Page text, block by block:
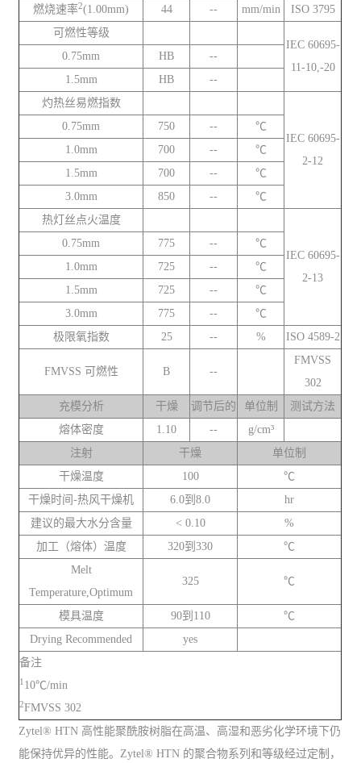
燃烧速率2(1.00mm) 44 -- mm/min
ISO 3795
可燃性等级
IEC 60695-
11-10,-20
0.75mm HB
--
1.5mm
HB
--
灼热丝易燃指数
IEC 60695-
2-12
0.75mm 750 --
℃
1.0mm
700 --
℃
1.5mm
700 --
℃
3.0mm
850 --
℃
热灯丝点火温度
IEC 60695-
2-13
0.75mm 775 --
℃
1.0mm
725 --
℃
1.5mm
725 --
℃
3.0mm
775 --
℃
极限氧指数
25 -- % ISO 4589-2
FMVSS 可燃性 B --
FMVSS
302
充模分析
干燥 调节后的 单位制
测试方法
熔体密度
1.10 --
g/cm³
注射
干燥
单位制
干燥温度
100
℃
干燥时间-热风干燥机
6.0到8.0
hr
建议的最大水分含量
< 0.10
%
加工（熔体）温度
320到330
℃
Melt
Temperature,Optimum
325 ℃
模具温度 90到110
℃
Drying Recommended
yes
备注
1 10℃/min
2FMVSS 302
Zytel® HTN 高性能聚酰胺树脂在高温、高湿和恶劣化学环境下仍
能保持优异的性能。Zytel® HTN 的聚合物系列和等级经过定制，